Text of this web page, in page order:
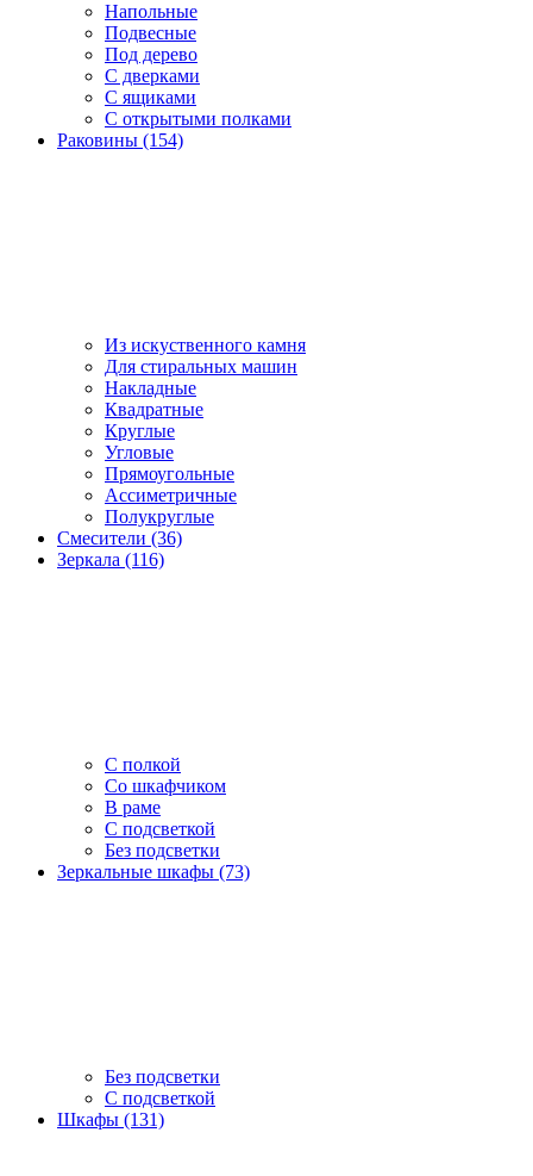
Напольные
Подвесные
Под дерево
С дверками
С ящиками
С открытыми полками
Раковины (154)
Из искуственного камня
Для стиральных машин
Накладные
Квадратные
Круглые
Угловые
Прямоугольные
Ассиметричные
Полукруглые
Смесители (36)
Зеркала (116)
С полкой
Со шкафчиком
В раме
С подсветкой
Без подсветки
Зеркальные шкафы (73)
Без подсветки
С подсветкой
Шкафы (131)